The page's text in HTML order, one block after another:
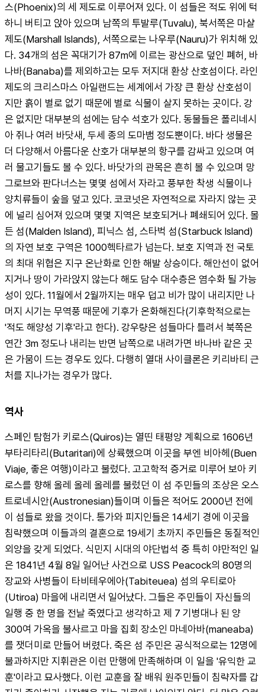
스(Phoenix)의 세 제도로 이루어져 있다. 이 섬들은 적도 위에 턱
하니 버티고 앉아 있으며 남쪽의 투발루(Tuvalu), 북서쪽은 마샬
제도(Marshall Islands), 서쪽으로는 나우루(Nauru)가 위치해 있
다. 34개의 섬은 꼭대기가 87m에 이르는 광산으로 덮인 폐허, 바
나바(Banaba)를 제외하고는 모두 저지대 환상 산호섬이다. 라인
제도의 크리스마스 아일랜드는 세계에서 가장 큰 환상 산호섬이
지만 흙이 별로 없기 때문에 별로 식물이 살지 못하는 곳이다. 강
은 없지만 대부분의 섬에는 담수 석호가 있다. 동물들은 폴리네시
아 쥐나 여러 바닷새, 두세 종의 도마뱀 정도뿐이다. 바다 생물은
더 다양해서 아름다운 산호가 대부분의 항구를 감싸고 있으며 여
러 물고기들도 볼 수 있다. 바닷가의 관목은 흔히 볼 수 있으며 망
그로브와 판다너스는 몇몇 섬에서 자라고 풍부한 착생 식물이나
양치류들이 숲을 덮고 있다. 코코넛은 자연적으로 자라지 않는 곳
에 널리 심어져 있으며 몇몇 지역은 보호되거나 폐쇄되어 있다. 몰
든 섬(Malden Island), 피닉스 섬, 스타벅 섬(Starbuck Island)
의 자연 보호 구역은 1000헥타르가 넘는다. 보호 지역과 전 국토
의 최대 위협은 지구 온난화로 인한 해발 상승이다. 해안선이 없어
지거나 땅이 가라앉지 않는다 해도 담수 대수층은 염수화 될 가능
성이 있다. 11월에서 2월까지는 매우 덥고 비가 많이 내리지만 나
머지 시기는 무역풍 때문에 기후가 온화해진다(기후학적으로는
'적도 해양성 기후'라고 한다). 강우량은 섬들마다 틀려서 북쪽은
연간 3m 정도나 내리는 반면 남쪽으로 내려가면 바나바 같은 곳
은 가뭄이 드는 경우도 있다. 다행히 열대 사이클론은 키리바티 근
처를 지나가는 경우가 많다.
역사
스페인 탐험가 키로스(Quiros)는 열띤 태평양 계획으로 1606년
부타리타리(Butaritari)에 상륙했으며 이곳을 부엔 비아헤(Buen
Viaje, 좋은 여행)이라고 불렀다. 고고학적 증거로 미루어 보아 키
로스를 향해 올레 올레 올레를 불렀던 이 섬 주민들의 조상은 오스
트로네시안(Austronesian)들이며 이들은 적어도 2000년 전에
이 섬들로 왔을 것이다. 통가와 피지인들은 14세기 경에 이곳을
침략했으며 이들과의 결혼으로 19세기 초까지 주민들은 동질적인
외양을 갖게 되었다. 식민지 시대의 야단법석 중 특히 야만적인 일
은 1841년 4월 8일 일어난 사건으로 USS Peacock의 80명의
장교와 사병들이 타비테우에아(Tabiteuea) 섬의 우티로아
(Utiroa) 마을에 내리면서 일어났다. 그들은 주민들이 자신들의
일행 중 한 명을 전날 죽였다고 생각하고 제 7 기병대나 된 양
300여 가옥을 불사르고 마을 집회 장소인 마네아바(maneaba)
를 잿더미로 만들어 버렸다. 죽은 섬 주민은 공식적으로는 12명에
불과하지만 지휘관은 이런 만행에 만족해하며 이 일을 '유익한 교
훈'이라고 묘사했다. 이런 교훈을 잘 배워 원주민들이 침략자를 갑